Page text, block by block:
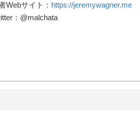
Webサイト： https://jeremywagner.me
：@malchata